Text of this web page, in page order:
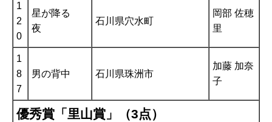
1
2
0
星が降る
夜
石川県穴水町
岡部 佐穂
里
1
8
7
男の背中 石川県珠洲市
加藤 加奈
子
優秀賞「里山賞」（3点）